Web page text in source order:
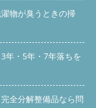
物が臭うときの掃
年・5年・7年落ちを
全分解整備品なら問